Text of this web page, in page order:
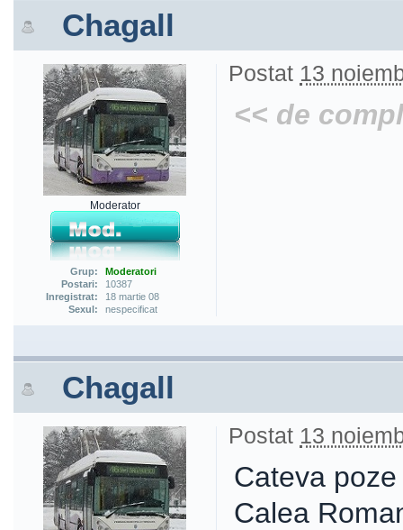
Chagall
Moderator
Grup:
Moderatori
Postari:
10387
Inregistrat:
18 martie 08
Sexul:
nespecificat
Postat 13
<< de
Chagall
Postat 13
Cateva
Calea